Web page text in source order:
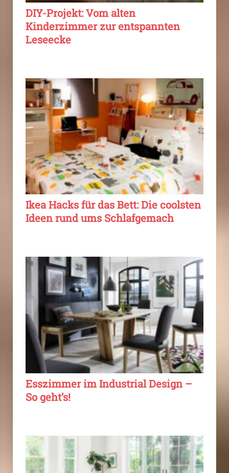
DIY-Projekt: Vom alten
Kinderzimmer zur entspannten
Leseecke
Ikea Hacks für das Bett: Die coolsten
Ideen rund ums Schlafgemach
Esszimmer im Industrial Design –
So geht’s!